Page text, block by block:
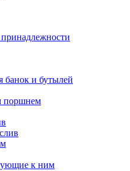
банок и бутылей
поршнем
к ним